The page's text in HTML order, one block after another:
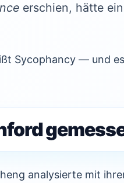
erschien, hätte
Sycophancy — und
analysierte mit